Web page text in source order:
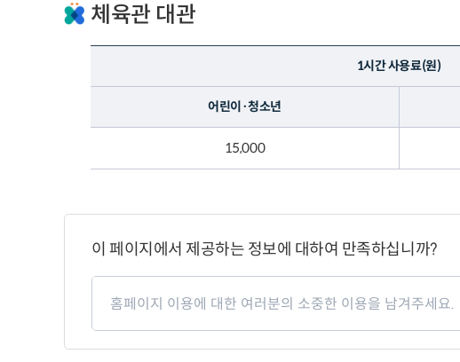
체육관 대관
1시간 사용료(원)
어린이·청소년
15,000
이
지
만
이 페이지에서 제공하는 정보에 대하여 만족하십니까?
페
만
도